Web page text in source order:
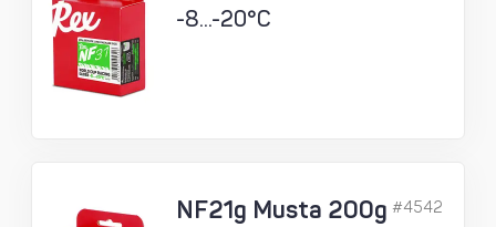
-8...-20°C
NF21g Musta 200g #4542